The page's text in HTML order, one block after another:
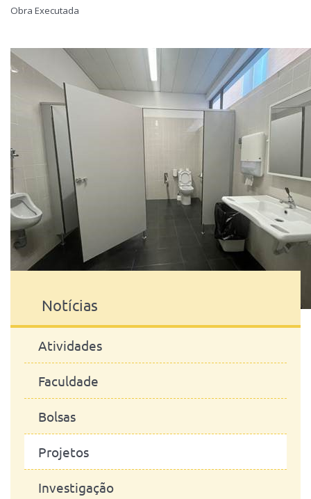
Obra Executada
Notícias
Atividades
Faculdade
Bolsas
Projetos
Investigação